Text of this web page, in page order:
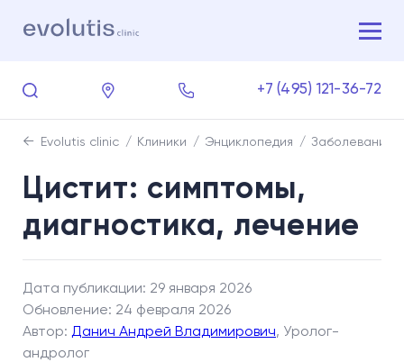
+7 (495) 121-36-72
Evolutis clinic Клиники Энциклопедия Заболевания
Цистит: симптомы,
диагностика, лечение
Дата публикации: 29 января 2026
Обновление: 24 февраля 2026
Автор: Данич Андрей Владимирович, Уролог-
андролог